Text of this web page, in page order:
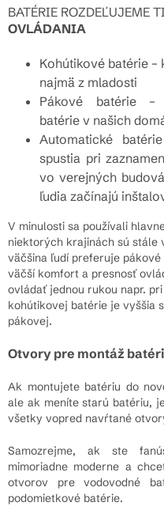
BATÉRIE ROZDEĽUJEME
OVLÁDANIA
Kohútikové batérie
najmä z mladosti
Pákové batérie –
batérie v našich
Automatické
spustia pri
vo verejných
ľudia začínajú
V minulosti sa používali
niektorých krajinách sú stále
väčšina ľudí preferuje
väčší komfort a presnosť
ovládať jednou rukou napr.
kohútikovej batérie je vyššia
pákovej.
Otvory pre montáž
Ak montujete batériu do
ale ak meníte starú batériu,
všetky vopred navŕtané
Samozrejme, ak ste
mimoriadne moderne a
otvorov pre vodovodné
podomietkové batérie.